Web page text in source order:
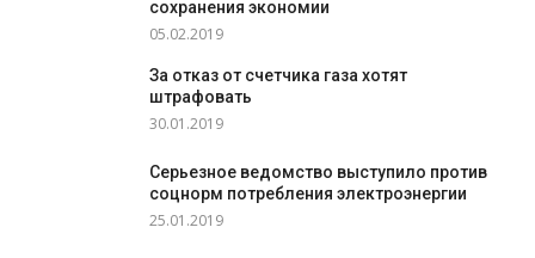
сохранения экономии
05.02.2019
За отказ от счетчика газа хотят
штрафовать
30.01.2019
Серьезное ведомство выступило против
соцнорм потребления электроэнергии
25.01.2019